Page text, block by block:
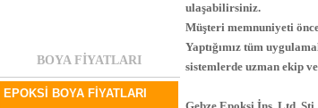
BOYA FİYATLARI
EPOKSİ BOYA FİYATLARI
ulaşabilirsiniz.
Müşteri memnuniyeti
Yaptığımız tüm
sistemlerde uzman ekip